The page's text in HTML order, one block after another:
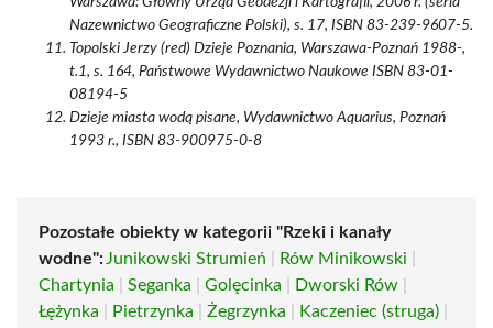
Nazewnictwo Geograficzne Polski), s. 17, ISBN 83-239-9607-5.
Topolski Jerzy (red) Dzieje Poznania, Warszawa-Poznań 1988-,
t.1, s. 164, Państwowe Wydawnictwo Naukowe ISBN 83-01-
08194-5
Dzieje miasta wodą pisane, Wydawnictwo Aquarius, Poznań
1993 r., ISBN 83-900975-0-8
Pozostałe obiekty w kategorii "Rzeki i kanały
wodne": Junikowski Strumień Rów Minikowski
Chartynia
Seganka Golęcinka Dworski Rów
Łężynka
Pietrzynka Żegrzynka Kaczeniec (struga)